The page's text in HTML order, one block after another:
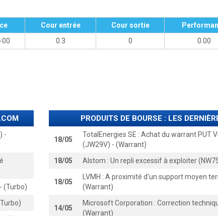
Cour entrée Cour sortie
00 0.3 0 0.00
-
(Turbo)
PRODUITS DE BOURSE : LES
18/05
TotalEnergies SE : Achat du warrant PUT
(JW29V) - (Warrant)
18/05
Alstom : Un repli excessif à exploiter
18/05
LVMH : A proximité d'un support moyen
(Warrant)
14/05
Microsoft Corporation : Correction
(Warrant)